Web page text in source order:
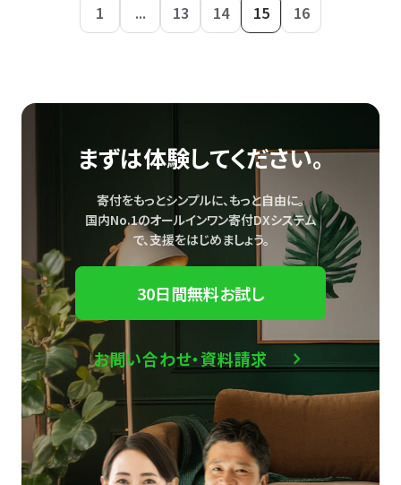
1 ... 13 14 15 16
まずは体験してください。
寄付をもっとシンプルに、もっと自由に。
国内No.1のオールインワン寄付DXシステム
で、支援をはじめましょう。
30日間無料お試し
お問い合わせ・資料請求